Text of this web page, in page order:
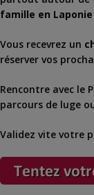
famille en Laponie
Vous recevrez un
réserver vos
Rencontre avec le
parcours de luge
Validez vite votre